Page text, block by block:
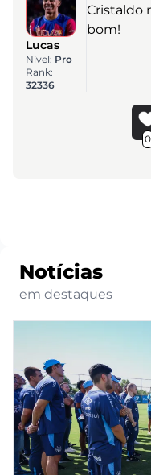
Lucas
Nível: Pro
Rank:
32336
Cristaldo
bom!
0
Notícias
em destaques